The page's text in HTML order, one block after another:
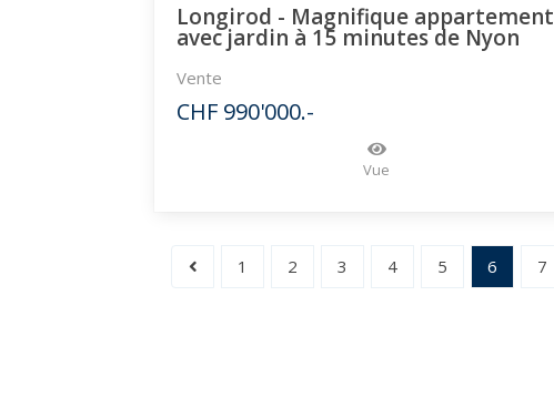
Longirod - Magnifique appartement
avec jardin à 15 minutes de Nyon
Vente
CHF 990'000.-
Vue
1 2 3 4 5 6 7